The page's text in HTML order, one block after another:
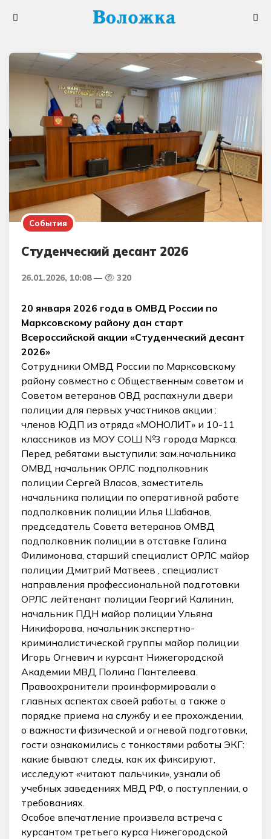
События
Студенческий десант 2026
26.01.2026, 10:08 320
20 января 2026 года в ОМВД России по
Марксовскому району дан старт
Всероссийской акции «Студенческий десант
2026»
Сотрудники ОМВД России по Марксовскому
району совместно с Общественным советом и
Советом ветеранов ОВД распахнули двери
полиции для первых участников акции :
членов ЮДП из отряда «МОНОЛИТ» и 10-11
классников из МОУ СОШ №3 города Маркса.
Перед ребятами выступили: зам.начальника
ОМВД начальник ОРЛС подполковник
полиции Сергей Власов, заместитель
начальника полиции по оперативной работе
подполковник полиции Илья Шабанов,
председатель Совета ветеранов ОМВД
подполковник полиции в отставке Галина
Филимонова, старший специалист ОРЛС майор
полиции Дмитрий Матвеев , специалист
направления профессиональной подготовки
ОРЛС лейтенант полиции Георгий Калинин,
начальник ПДН майор полиции Ульяна
Никифорова, начальник экспертно-
криминалистической группы майор полиции
Игорь Огневич и курсант Нижегородской
Академии МВД Полина Пантелеева.
Правоохранители проинформировали о
главных аспектах своей работы, а также о
порядке приема на службу и ее прохождении,
о важности физической и огневой подготовки,
гости ознакомились с тонкостями работы ЭКГ:
какие бывают следы, как их фиксируют,
исследуют «читают пальчики», узнали об
учебных заведениях МВД РФ, о поступлении, о
требованиях.
Особое впечатление произвела встреча с
курсантом третьего курса Нижегородской